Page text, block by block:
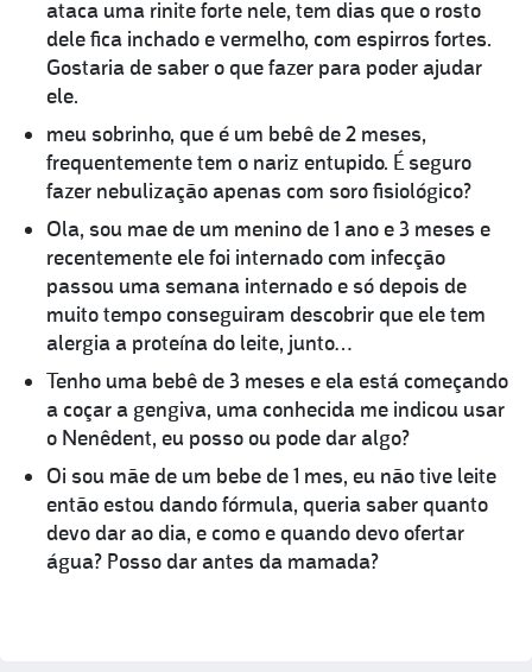
ataca uma rinite forte nele, tem dias que o rosto
dele fica inchado e vermelho, com espirros fortes.
Gostaria de saber o que fazer para poder ajudar
ele.
meu sobrinho, que é um bebê de 2 meses,
frequentemente tem o nariz entupido. É seguro
fazer nebulização apenas com soro fisiológico?
Ola, sou mae de um menino de 1 ano e 3 meses e
recentemente ele foi internado com infecção
passou uma semana internado e só depois de
muito tempo conseguiram descobrir que ele tem
alergia a proteína do leite, junto…
Tenho uma bebê de 3 meses e ela está começando
a coçar a gengiva, uma conhecida me indicou usar
o Nenêdent, eu posso ou pode dar algo?
Oi sou mãe de um bebe de 1 mes, eu não tive leite
então estou dando fórmula, queria saber quanto
devo dar ao dia, e como e quando devo ofertar
água? Posso dar antes da mamada?